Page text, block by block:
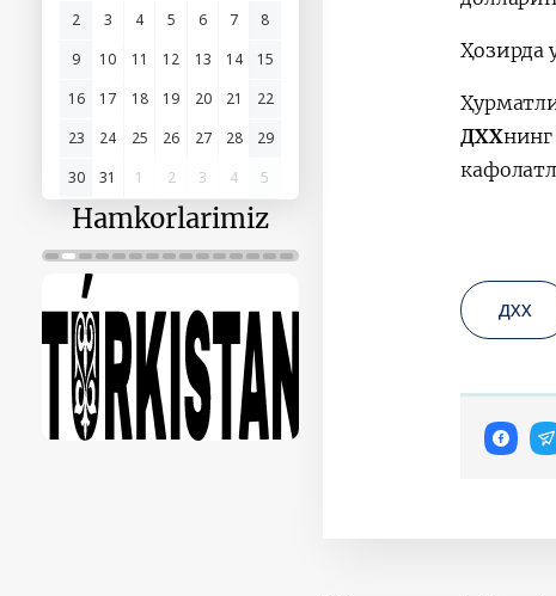
2
3 4 5 6 7
8
9
10 11 12 13 14
15
16
17 18 19 20 21
22
23
24 25 26 27 28
29
30
31 1 2 3 4 5
Hamkorlarimiz
Ҳозирда
ДХХ
ДХХ